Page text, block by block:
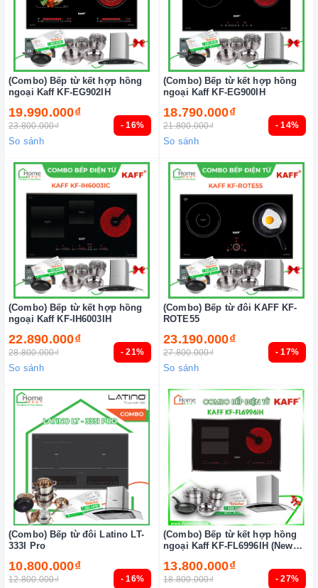
- 16%
(Combo) Bếp từ kết hợp hồng
ngoại Kaff KF-EG902IH
19.990.000₫
23.800.000₫
So sánh
- 14%
(Combo) Bếp từ kết hợp hồng
ngoại Kaff KF-EG900IH
18.790.000₫
21.800.000₫
So sánh
- 21%
(Combo) Bếp từ kết hợp hồng
ngoại Kaff KF-IH6003IH
22.890.000₫
28.800.000₫
So sánh
- 17%
(Combo) Bếp từ đôi KAFF KF-
ROTE55
23.190.000₫
27.800.000₫
So sánh
- 16%
(Combo) Bếp từ đôi Latino LT-
333I Pro
10.800.000₫
12.800.000₫ - 27%
(Combo) Bếp từ kết hợp hồng
ngoại Kaff KF-FL6996IH (New
13.800.000₫
18.800.000₫